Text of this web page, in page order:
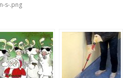
s-.png